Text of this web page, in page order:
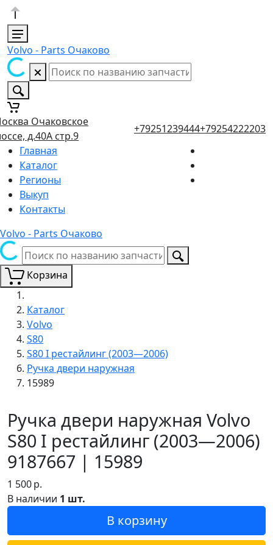
Volvo - Parts Очаково
Очаковское
д.40А стр.9
+79251239444+79254222203
Главная
Каталог
Регионы
Выкуп
Контакты
Volvo - Parts Очаково
Корзина
Каталог
Volvo
S80
S80 I рестайлинг (2003—2006)
Ручка двери наружная
15989
Ручка двери наружная Volvo
S80 I рестайлинг (2003—2006)
9187667 | 15989
1 500р.
В наличии 1 шт.
В корзину